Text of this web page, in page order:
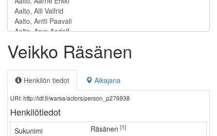
Veikko Räsänen
Henkilön tiedot Aikajana
URI: http://ldf.fi/warsa/actors/person_p276938
Henkilötiedot
Sukunimi Räsänen [1]